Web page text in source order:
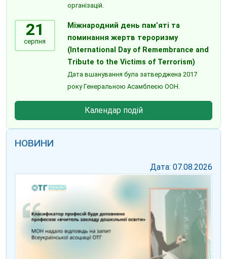
організацій.
21
серпня
Міжнародний день пам’яті та
поминання жертв тероризму
(International Day of Remembrance and
Tribute to the Victims of Terrorism)
Дата вшанування була затверджена 2017
року Генеральною Асамблеєю ООН.
Календар подій
НОВИНИ
Дата: 07.08.2026